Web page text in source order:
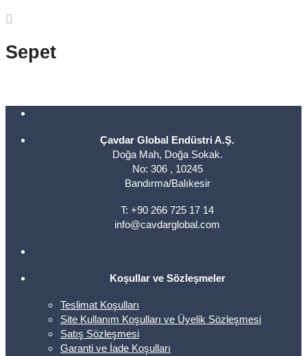
Sepet
Çavdar Global Endüstri A.Ş.
Doğa Mah, Doğa Sokak.
No: 306 , 10245
Bandırma/Balıkesir
T: +90 266 725 17 14
info@cavdarglobal.com
Koşullar ve Sözleşmeler
Teslimat Koşulları
Site Kullanım Koşulları ve Üyelik Sözleşmesi
Satış Sözleşmesi
Garanti ve İade Koşulları